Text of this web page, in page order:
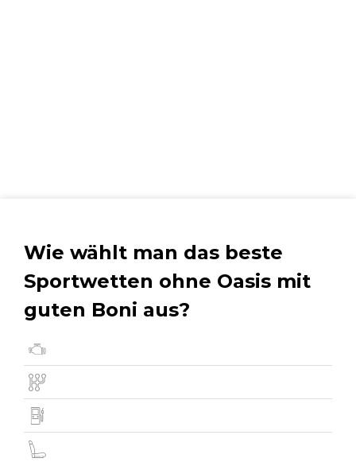
Wie wählt man das beste
Sportwetten ohne Oasis mit
guten Boni aus?